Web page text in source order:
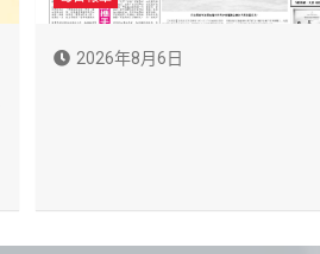
2026年8月6日